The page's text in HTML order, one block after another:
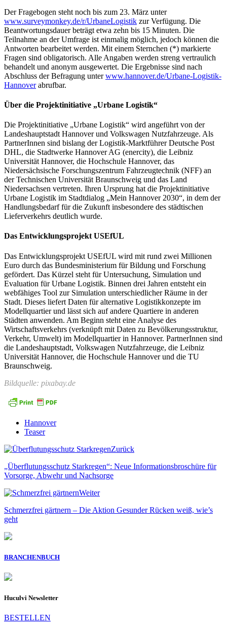
Der Fragebogen steht noch bis zum 23. März unter
www.surveymonkey.de/r/UrbaneLogistik zur Verfügung. Die
Beantwortungsdauer beträgt etwa zehn bis 15 Minuten. Die
Teilnahme an der Umfrage ist einmalig möglich, jedoch können die
Antworten bearbeitet werden. Mit einem Sternchen (*) markierte
Fragen sind obligatorisch. Alle Angaben werden streng vertraulich
behandelt und anonym ausgewertet. Die Ergebnisse sind nach
Abschluss der Befragung unterwww.hannover.de/Urbane-Logistik-
Hannoverabrufbar.
Über die Projektinitiative „Urbane Logistik“
Die Projektinitiative „Urbane Logistik“ wird angeführt von der
Landeshauptstadt Hannover und Volkswagen Nutzfahrzeuge. Als
PartnerInnen sind bislang der Logistik-Marktführer Deutsche Post
DHL, die Stadtwerke Hannover AG (enercity), die Leibniz
Universität Hannover, die Hochschule Hannover, das
Niedersächsische Forschungszentrum Fahrzeugtechnik (NFF) an
der Technischen Universität Braunschweig und das Land
Niedersachsen vertreten. Ihren Ursprung hat die Projektinitiative
Urbane Logistik im Stadtdialog „Mein Hannover 2030“, in dem der
Handlungsbedarf für die Zukunft insbesondere des städtischen
Lieferverkehrs deutlich wurde.
Das Entwicklungsprojekt USEfUL
Das Entwicklungsprojekt USEfUL wird mit rund zwei Millionen
Euro durch das Bundesministerium für Bildung und Forschung
gefördert. Das Kürzel steht für Untersuchung, Simulation und
Evaluation für Urbane Logistik. Binnen drei Jahren entsteht ein
webfähiges Tool zur Simulation unterschiedlicher Räume in der
Stadt. Dieses liefert Daten für alternative Logistikkonzepte im
Modellquartier und lässt sich auf andere Quartiere in anderen
Städten anwenden. Am Beginn steht eine Analyse des
Wirtschaftsverkehrs (verknüpft mit Daten zu Bevölkerungsstruktur,
Verkehr, Umwelt) im Modellquartier in Hannover. PartnerInnen sind
die Landeshauptstadt, Volkswagen Nutzfahrzeuge, die Leibniz
Universität Hannover, die Hochschule Hannover und die TU
Braunschweig.
Bildquelle: pixabay.de
Hannover
Teaser
Zurück
„Überflutungsschutz Starkregen“: Neue Informationsbroschüre für
Vorsorge, Abwehr und Nachsorge
Weiter
Schmerzfrei gärtnern – Die Aktion Gesunder Rücken weiß, wie’s
geht
BRANCHENBUCH
Huculvi Newsletter
BESTELLEN